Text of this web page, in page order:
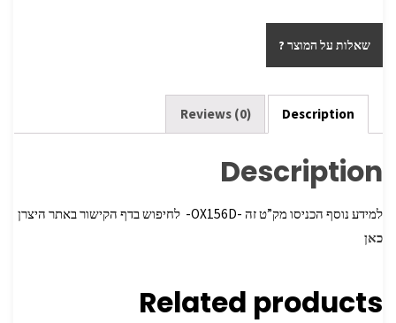
b
o
o
k
tt
er
ar
e
שאלות על המוצר ?
Description
Reviews (0)
Description
למידע נוסף הכניסו מק”ט זה -OX156D- לחיפוש בדף הקישור באתר היצרן
כאן
Related products